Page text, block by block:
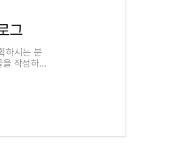
그
하시는 분
을 작성하